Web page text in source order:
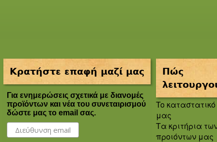
Κρατήστε επαφή μαζί μας
Για ενημερώσεις σχετικά με διανομές
προϊόντων και νέα του συνεταιρισμού
δώστε μας το email σας.
Πώς
To καταστατικό
μας
Τα κριτήρια
προιόντων μας